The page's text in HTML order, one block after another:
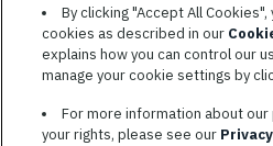
PLAN DU SITE
PRIVACY POLICY
COOKIE CHOICES & INFO
L3HARRIS.COM
By clicking "Accept All
cookies as described in our
explains how you can control our
manage your cookie settings by
For more information about
your rights, please see our